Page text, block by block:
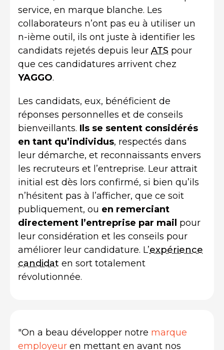
service, en marque blanche. Les
collaborateurs n’ont pas eu à utiliser un
n-ième outil, ils ont juste à identifier les
candidats rejetés depuis leur ATS pour
que ces candidatures arrivent chez
YAGGO.
Les candidats, eux, bénéficient de
réponses personnelles et de conseils
bienveillants. Ils se sentent considérés
en tant qu’individus, respectés dans
leur démarche, et reconnaissants envers
les recruteurs et l’entreprise. Leur attrait
initial est dès lors confirmé, si bien qu’ils
n’hésitent pas à l’afficher, que ce soit
publiquement, ou en remerciant
directement l’entreprise par mail pour
leur considération et les conseils pour
améliorer leur candidature. L’expérience
candidat en sort totalement
révolutionnée.
"On a beau développer notre marque
employeur en mettant en avant nos